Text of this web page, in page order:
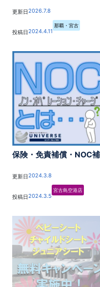
更新日 2026.7.8
投稿日 2024.4.11
那覇・宮古
更新日 2024.3.8
投稿日 2024.3.5
宮古島空港店